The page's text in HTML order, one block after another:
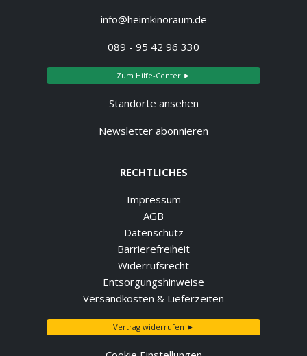
info@heimkinoraum.de
089 - 95 42 96 330
Zum Hilfe-Center ►
Standorte ansehen
Newsletter abonnieren
RECHTLICHES
Impressum
AGB
Datenschutz
Barrierefreiheit
Widerrufsrecht
Entsorgungshinweise
Versandkosten & Lieferzeiten
Vertrag widerrufen ►